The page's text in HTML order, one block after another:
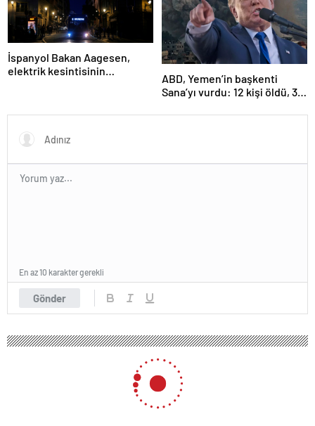
İspanyol Bakan Aagesen,
elektrik kesintisinin
ABD, Yemen’in başkenti
Sana’yı vurdu: 12 kişi öldü, 30
Gönder
En az 10 karakter gerekli